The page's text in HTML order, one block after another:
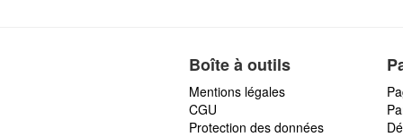
Boîte à outils
Mentions légales
CGU
Protection des données